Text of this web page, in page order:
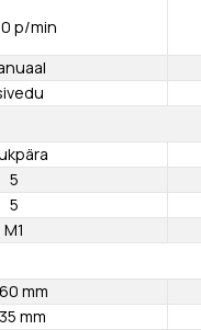
3
1197 cm³
61 kW
112 Nm
4500 p/min
Manuaal
Esivedu